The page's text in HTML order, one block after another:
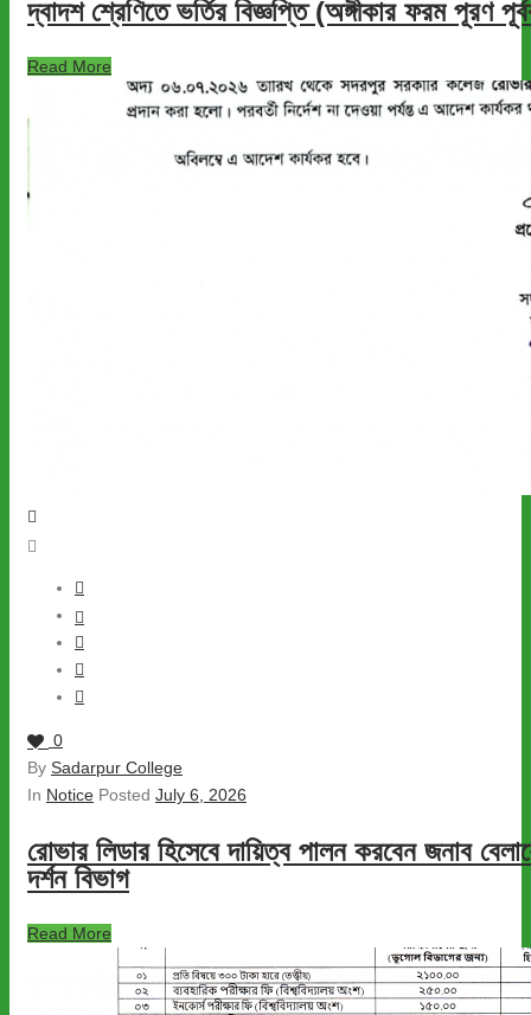
দ্বাদশ শ্রেণিতে ভর্তির বিজ্ঞপ্তি (অঙ্গীকার ফরম পূরণ
Read More
0
By Sadarpur College
In Notice Posted July 6, 2026
রোভার লিডার হিসেবে দায়িত্ব পালন করবেন জনাব
দর্শন বিভাগ
Read More